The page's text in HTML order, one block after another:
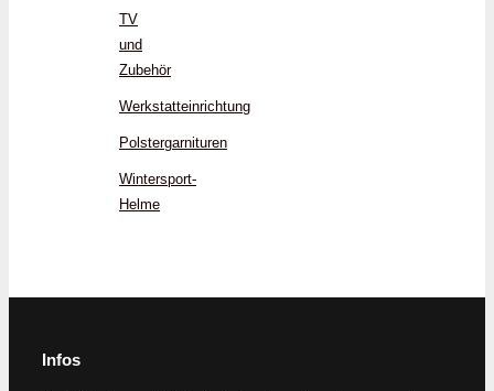
TV
und
Zubehör
Werkstatteinrichtung
Polstergarnituren
Wintersport-
Helme
Infos